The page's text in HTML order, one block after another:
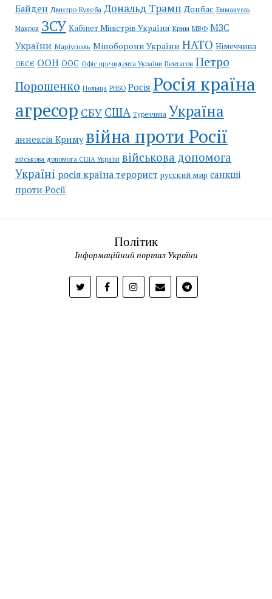
Байден Дмитро Кулеба Дональд Трамп Донбас Еммануель
Макрон ЗСУ Кабінет Міністрів України Крим МВФ МЗС
України Маріуполь Міноборони України НАТО Німеччина
ОБСЄ ООН ООС Офіс президента України Пентагон Петро
Порошенко Польща РНБО Росія Росія країна
агресор СБУ США Туреччина Україна
аннексія Криму війна проти Росії
військова допомога США Україні військова допомога
Україні росія країна терорист русский мир санкціі
проти Росії
Політик
Інформаційний портал України